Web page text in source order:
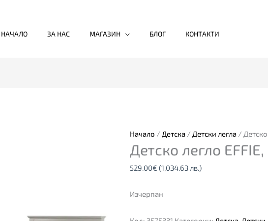
НАЧАЛО ЗА НАС МАГАЗИН БЛОГ КОНТАКТИ
Начало / Детска / Детски легла / Детско
Детско легло
529.00€ (1,034.63 лв.)
Изчерпан